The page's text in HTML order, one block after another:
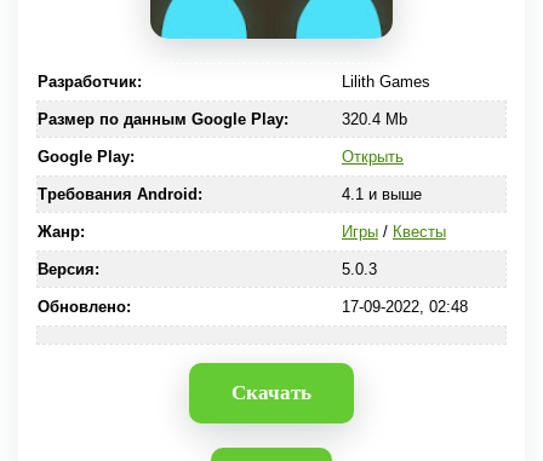
Разработчик: Lilith Games
Размер по данным Google Play: 320.4 Mb
Google Play: Открыть
Требования Android: 4.1 и выше
Жанр: Игры/ Квесты
Версия: 5.0.3
Обновлено: 17-09-2022, 02:48
Скачать